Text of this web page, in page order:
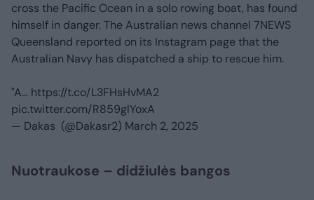
cross the Pacific Ocean in a solo rowing boat, has found
himself in danger. The Australian news channel 7NEWS
Queensland reported on its Instagram page that the
Australian Navy has dispatched a ship to rescue him.
"A… https://t.co/L3FHsHvMA2
pic.twitter.com/R859glYoxA
— Dakas (@Dakasr2) March 2, 2025
Nuotraukose – didžiulės bangos